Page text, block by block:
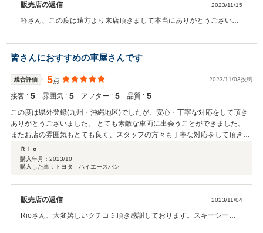
販売店の返信 2023/11/15
軽さん、この度は遠方より来店頂きまして本当にありがとうございま
送って頂けたのでとてもスムーズに登録が出来ました。また機会があ
りましたら遊びに来てくださいね。ご縁に感謝です。
皆さんにおすすめの車屋さんです
総合評価 5点 2023/11/03投稿
接客 : 5 雰囲気 : 5 アフター : 5 品質 : 5
この度は県外登録(九州・沖縄地区)でしたが、安心・丁寧な対応をして頂き
ありがとうございました。 とても素敵な車両に出会うことができました。
またお店の雰囲気もとても良く、スタッフの方々も丁寧な対応をして頂きま
した。 今後もお世話になりたい車屋さんですが、遠方の為とても残念です‥
また機会がありましたらよろしくお願い致します。
Ｒｉｏ
購入年月： 2023/10
購入した車：トヨタ ハイエースバン
販売店の返信 2023/11/04
Rioさん、大変嬉しいクチコミ頂き感謝しております。スキーシーズ